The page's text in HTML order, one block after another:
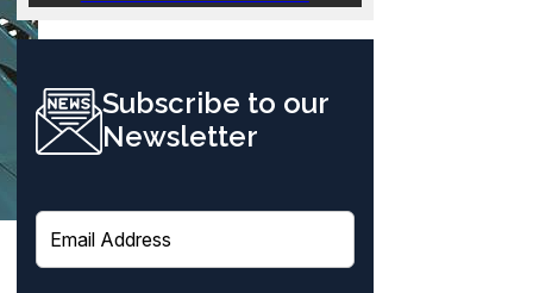
Subscribe to our
Newsletter
E